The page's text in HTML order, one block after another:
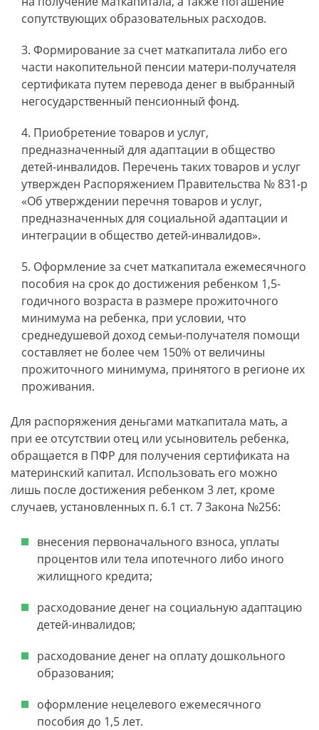
сопутствующих образовательных расходов.
Формирование за счет маткапитала либо его
части накопительной пенсии матери-получателя
сертификата путем перевода денег в выбранный
негосударственный пенсионный фонд.
Приобретение товаров и услуг,
предназначенный для адаптации в общество
детей-инвалидов. Перечень таких товаров и услуг
утвержден Распоряжением Правительства № 831-р
«Об утверждении перечня товаров и услуг,
предназначенных для социальной адаптации и
интеграции в общество детей-инвалидов».
Оформление за счет маткапитала ежемесячного
пособия на срок до достижения ребенком 1,5-
годичного возраста в размере прожиточного
минимума на ребенка, при условии, что
среднедушевой доход семьи-получателя помощи
составляет не более чем 150% от величины
прожиточного минимума, принятого в регионе их
проживания.
Для распоряжения деньгами маткапитала мать, а
при ее отсутствии отец или усыновитель ребенка,
обращается в ПФР для получения сертификата на
материнский капитал. Использовать его можно
лишь после достижения ребенком 3 лет, кроме
случаев, установленных п. 6.1 ст. 7 Закона №256:
внесения первоначального взноса, уплаты
процентов или тела ипотечного либо иного
жилищного кредита;
расходование денег на социальную адаптацию
детей-инвалидов;
расходование денег на оплату дошкольного
образования;
оформление нецелевого ежемесячного
пособия до 1,5 лет.